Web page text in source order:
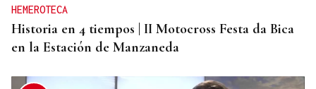
HEMEROTECA
Historia en 4 tiempos | II Motocross Festa da Bica
en la Estación de Manzaneda